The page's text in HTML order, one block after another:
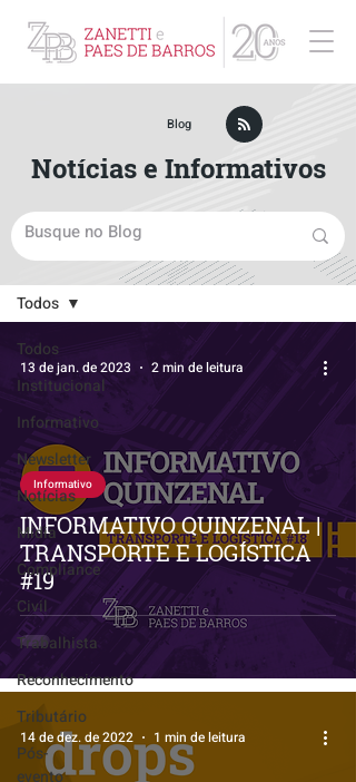
Blog
Todos
Institucional
Informativo
Newsletter
Notícias
Mídia
Compliance
Civil
Trabalhista
Reconhecimento
Tributário
Pós-
evento
Todos
INFORMATIVO QUINZENAL |
TRANSPORTE E LOGÍSTICA
#19
Informativo
13 de jan. de 2023 2 min de leitura
14 de dez. de 2022 1 min de leitura
Blog
Notícias e Informativos